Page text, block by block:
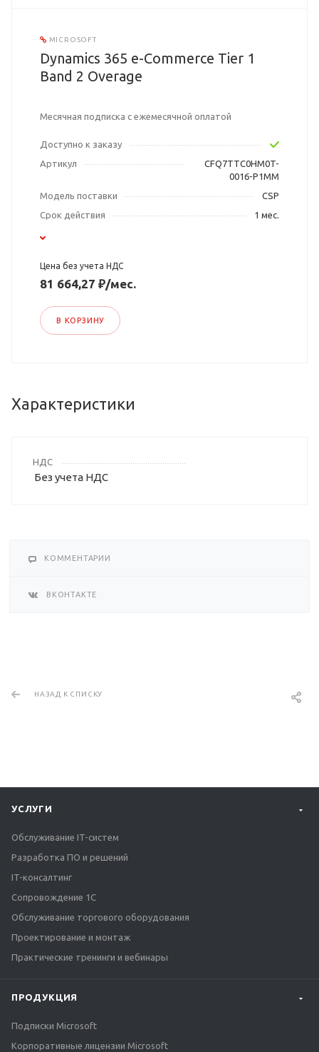
MICROSOFT
Dynamics 365 e-Commerce Tier 1
Band 2 Overage
Месячная подписка с ежемесячной оплатой
Доступно к заказу
Артикул
CFQ7TTC0HM0T-
0016-P1MM
Модель поставки
CSP
Срок действия
1 мес.
Цена без учета НДС
81 664,27 ₽/мес.
В КОРЗИНУ
Характеристики
НДС
Без учета НДС
КОММЕНТАРИИ
ВКОНТАКТЕ
НАЗАД К СПИСКУ
УСЛУГИ
Обслуживание IT-систем
Разработка ПО и решений
IT-консалтинг
Сопровождение 1С
Обслуживание торгового оборудования
Проектирование и монтаж
Практические тренинги и вебинары
ПРОДУКЦИЯ
Подписки Microsoft
Корпоративные лицензии Microsoft